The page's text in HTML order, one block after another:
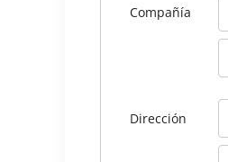
Compañía
Dirección